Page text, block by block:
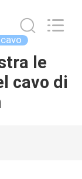
le
cavo di